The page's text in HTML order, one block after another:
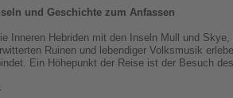
und Geschichte zum Anfassen
Inneren Hebriden mit den Inseln Mull und
Ruinen und lebendiger Volksmusik
Ein Höhepunkt der Reise ist der Besuch